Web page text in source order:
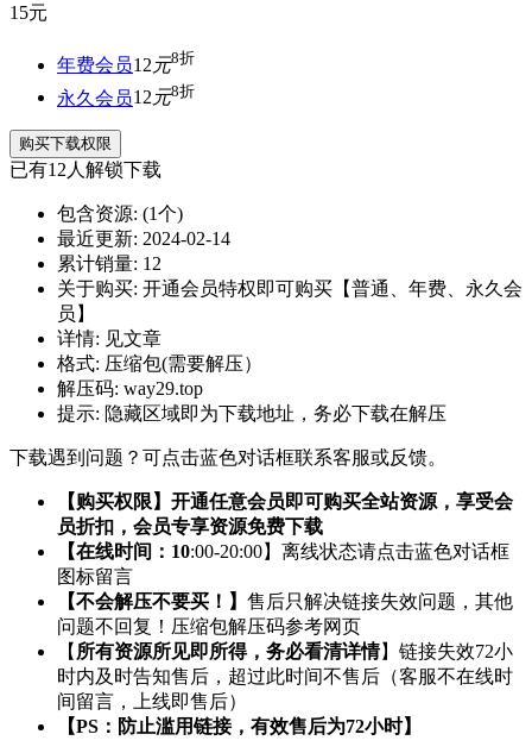
15元
年费会员12 元8折
永久会员12元8折
购买下载权限
已有12人解锁下载
包含资源: (1个)
最近更新: 2024-02-14
累计销量: 12
关于购买: 开通会员特权即可购买【普通、年费、永久会
员】
详情: 见文章
格式: 压缩包(需要解压）
解压码: way29.top
提示: 隐藏区域即为下载地址，务必下载在解压
下载遇到问题？可点击蓝色对话框联系客服或反馈。
【购买权限】开通任意会员即可购买全站资源，享受会
员折扣，会员专享资源免费下载
【在线时间：10:00-20:00】离线状态请点击蓝色对话框
图标留言
【不会解压不要买！】 售后只解决链接失效问题，其他
问题不回复！压缩包解压码参考网页
【 所有资源所见即所得，务必看清详情】链接失效72小
时内及时告知售后，超过此时间不售后（客服不在线时
间留言，上线即售后）
【PS：防止滥用链接，有效售后为72小时】